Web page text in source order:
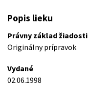
Popis lieku
Právny základ žiadosti
Originálny prípravok
Vydané
02.06.1998